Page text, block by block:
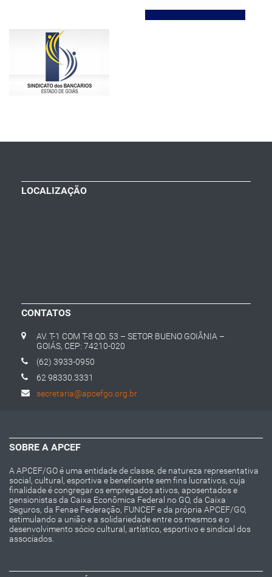
LOCALIZAÇÃO
CONTATOS
AV. T-1 COM T-8 QD. 53 – SETOR BUENO GOIÂNIA –
GOIÁS, CEP: 74210-020
(62) 3933-0950
62 98330.3331
secretaria@apcefgo.org.br
SOBRE A APCEF
A APCEF/GO é uma entidade de classe, de natureza representativa
social, cultural, esportiva e beneficente sem fins lucrativos, cuja
finalidade é congregar os empregados ativos, aposentados e
pensionistas da Caixa Econômica Federal no GO, da Caixa
Seguros, da Fenae Federação, FUNCEF e da própria APCEF/GO,
estimulando a união e a solidariedade entre os mesmos e o
desenvolvimento sócio cultural, artístico, esportivo e sindical dos
associados.